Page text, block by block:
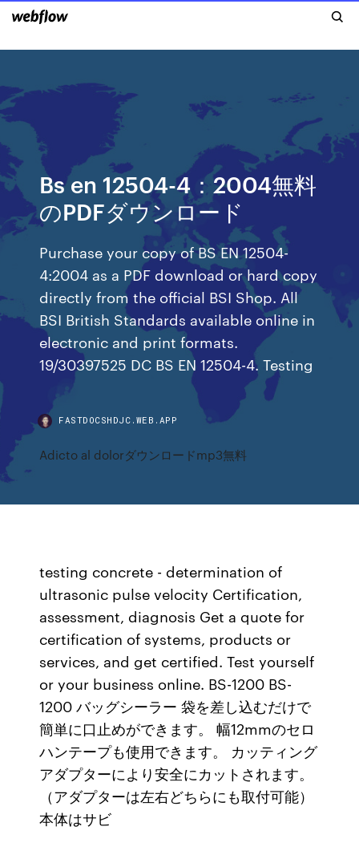
Bs en 12504-4：2004無料
のPDFダウンロード
Purchase your copy of BS EN 12504-
4:2004 as a PDF download or hard copy
directly from the official BSI Shop. All
BSI British Standards available online in
electronic and print formats.
19/30397525 DC BS EN 12504-4. Testing
FASTDOCSHDJC.WEB.APP
Adicto al dolorダウンロードmp3無料
testing concrete - determination of
ultrasonic pulse velocity Certification,
assessment, diagnosis Get a quote for
certification of systems, products or
services, and get certified. Test yourself
or your business online. BS-1200 BS-
1200 バッグシーラー 袋を差し込むだけで
簡単に口止めができます。 幅12mmのセロ
ハンテープも使用できます。 カッティング
アダプターにより安全にカットされます。
（アダプターは左右どちらにも取付可能）
本体はサビ